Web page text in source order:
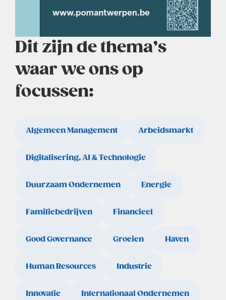
Dit zijn de thema’s
waar we ons op
focussen:
Algemeen Management Arbeidsmarkt
Digitalisering, AI & Technologie
Duurzaam Ondernemen Energie
Familiebedrijven Financieel
Good Governance Groeien Haven
Human Resources Industrie
Innovatie Internationaal Ondernemen